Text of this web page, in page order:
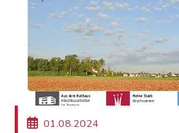
01.08.2024